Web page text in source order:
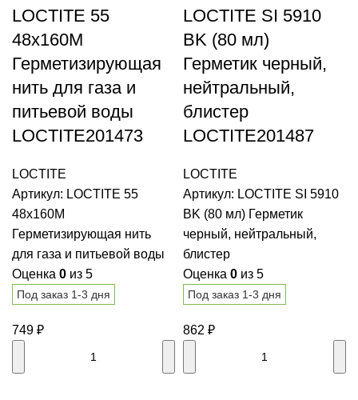
LOCTITE 55
48x160M
Герметизирующая
нить для газа и
питьевой воды
LOCTITE201473
LOCTITE
Артикул: LOCTITE 55
48x160M
Герметизирующая нить
для газа и питьевой воды
Оценка 0 из 5
Под заказ 1-3 дня
749 ₽
LOCTITE SI 5910
BK (80 мл)
Герметик черный,
нейтральный,
блистер
LOCTITE201487
LOCTITE
Артикул: LOCTITE SI 5910
BK (80 мл) Герметик
черный, нейтральный,
блистер
Оценка 0 из 5
Под заказ 1-3 дня
862 ₽